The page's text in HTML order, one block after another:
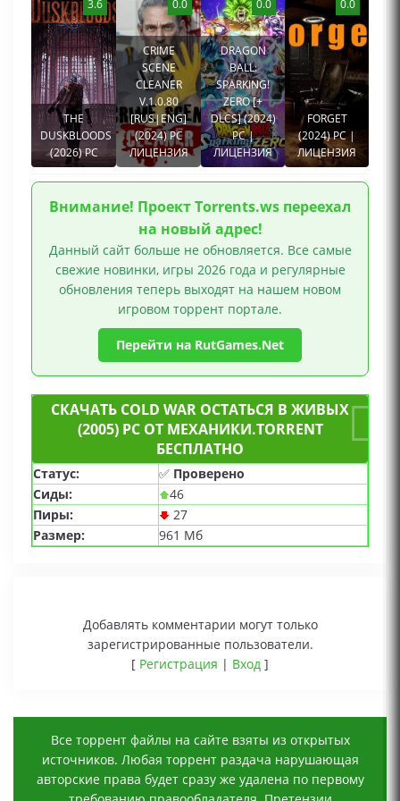
Механики
3.6
THE
DUSKBLOODS
(2026) PC
0.0
CRIME
SCENE
CLEANER
V.1.0.80
[RUS|ENG]
(2024) PC
ЛИЦЕНЗИЯ
0.0
DRAGON
BALL:
SPARKING!
ZERO [+
DLCS] (2024)
PC |
ЛИЦЕНЗИЯ
0.0
FORGET
(2024) PC |
ЛИЦЕНЗИЯ
Внимание! Проект Torrents.ws переехал
на новый адрес!
Данный сайт больше не обновляется. Все самые
свежие новинки, игры 2026 года и регулярные
обновления теперь выходят на нашем новом
игровом торрент портале.
Перейти на RutGames.Net
СКАЧАТЬ COLD WAR ОСТАТЬСЯ В ЖИВЫХ
(2005) PC ОТ МЕХАНИКИ.TORRENT
БЕСПЛАТНО
Статус: ✅ Проверено
Сиды:
46
Пиры:
27
Размер:
961 Мб
Добавлять комментарии могут только
зарегистрированные пользователи.
[ Регистрация | Вход ]
Все торрент файлы на сайте взяты из открытых
источников. Любая торрент раздача нарушающая
авторские права будет сразу же удалена по первому